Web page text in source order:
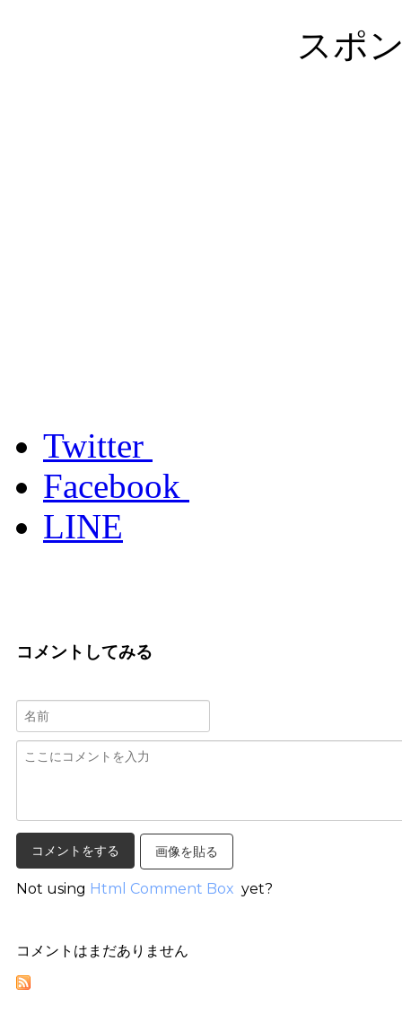
スポ
Twitter
Facebook
LINE
コメントしてみる
画像を貼る
Not using Html Comment Box yet?
コメントはまだありません